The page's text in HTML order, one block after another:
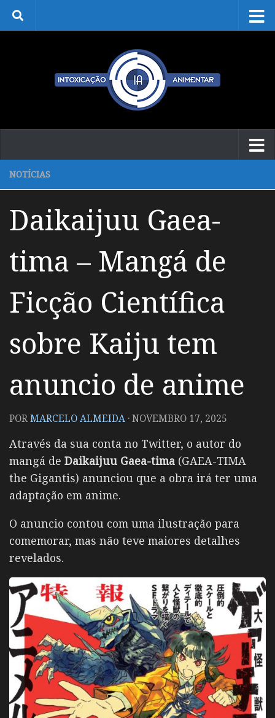
Skip to content
NOTÍCIAS
Daikaijuu Gaea-
tima – Mangá de
Ficção Científica
sobre Kaiju tem
anuncio de anime
PORMARCELO ALMEIDA ·NOVEMBRO 17, 2025
Através da sua conta no Twitter, o autor do
mangá de Daikaijuu Gaea-tima (GAEA-TIMA
the Gigantis) anunciou que a obra irá ter uma
adaptação em anime.
O anuncio contou com uma ilustração para
comemorar, mas não teve maiores detalhes
revelados.